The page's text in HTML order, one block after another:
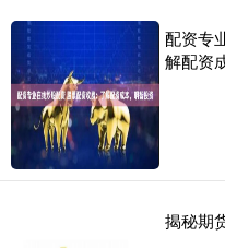
配资专
解配资
揭秘期